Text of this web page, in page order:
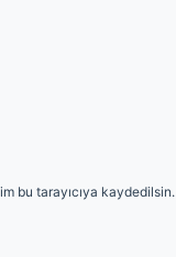
bu tarayıcıya kaydedilsin.